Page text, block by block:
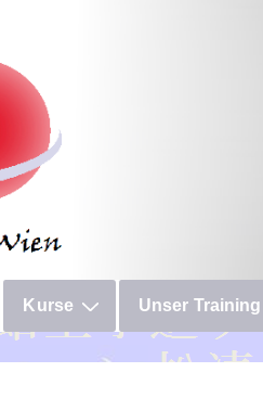
Kurse Unser Training